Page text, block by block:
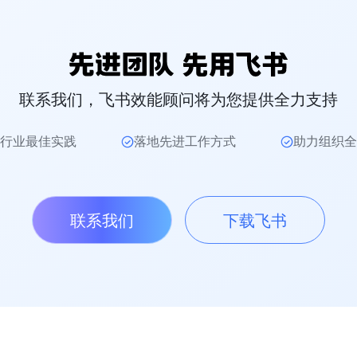
联系我们，飞书效能顾问将为您提供全力支持
业最佳实践 落地先进工作方式 助力组织
联系我们 下载飞书